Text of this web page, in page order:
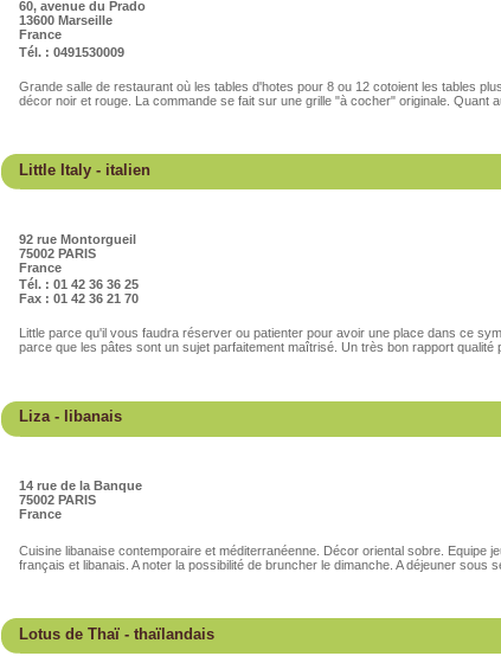
60, avenue du Prado
13600 Marseille
France
Tél. : 0491530009
Grande salle de restaurant où les tables d'hotes pour 8 ou 12 cotoient les tables
décor noir et rouge. La commande se fait sur une grille "à cocher" originale. Quant
Little Italy - italien
92 rue Montorgueil
75002 PARIS
France
Tél. : 01 42 36 36 25
Fax : 01 42 36 21 70
Little parce qu'il vous faudra réserver ou patienter pour avoir une place dans ce
parce que les pâtes sont un sujet parfaitement maîtrisé. Un très bon rapport qualité
Liza- libanais
14 rue de la Banque
75002 PARIS
France
Cuisine libanaise contemporaire et méditerranéenne. Décor oriental sobre. Equipe
français et libanais. A noter la possibilité de bruncher le dimanche. A déjeuner sous
Lotus de Thaï - thaïlandais